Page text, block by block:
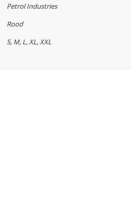
Petrol Industries
Rood
S, M, L,XL,XXL